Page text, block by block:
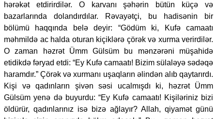
hərəkət etdirirdilər. O karvanı şəhərin bütün küçə və
bazarlarında dolandırdılar. Rəvayətçi, bu hadisənin bir
bölümü haqqında belə deyir: “Gödüm ki, Kufə camaatı
məhmildə ac halda oturan kiçiklərə çörək və xurma verirdilər.
O zaman həzrət Ümm Gülsüm bu mənzərəni müşahidə
etidikdə fəryad etdi: “Ey Kufə camaatı! Bizim sülaləyə sədəqə
haramdır.” Çörək və xurmanı uşaqların əlindən alıb qaytarırdı.
Kişi və qadınların şivən səsi ucalmışdı ki, həzrət Ümm
Gülsüm yenə də buyurdu: “Ey Kufə camaatı! Kişiləriniz bizi
öldürür, qadınlarınız isə bizə ağlayır? Allah, qiyamət günü